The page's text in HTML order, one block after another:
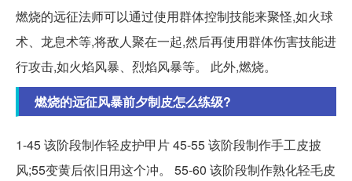
燃烧的远征法师可以通过使用群体控制技能来聚怪,如火球
术、龙息术等,将敌人聚在一起,然后再使用群体伤害技能进
行攻击,如火焰风暴、烈焰风暴等。 此外,燃烧。
燃烧的远征风暴前夕制皮怎么练级?
1-45 该阶段制作轻皮护甲片 45-55 该阶段制作手工皮披
风;55变黄后依旧用这个冲。 55-60 该阶段制作熟化轻毛皮